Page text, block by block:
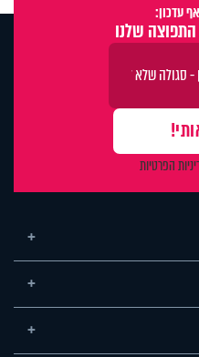
עדכון:
שלנו
הפרטיות